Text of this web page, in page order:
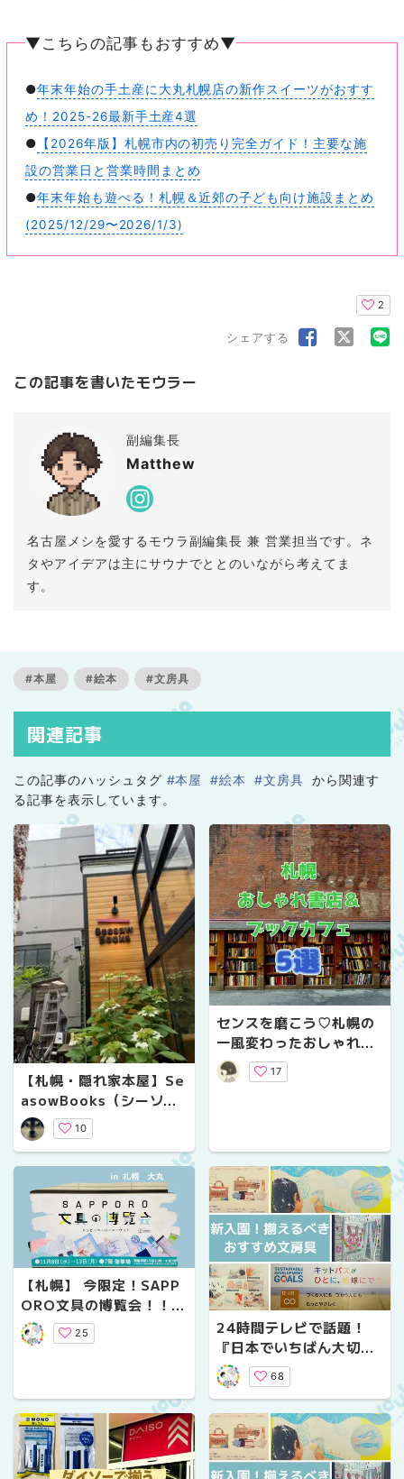
▼こちらの記事もおすすめ▼
●年末年始の手土産に大丸札幌店の新作スイーツがおすす
め！2025-26最新手土産4選
● 【2026年版】札幌市内の初売り完全ガイド！主要な施
設の営業日と営業時間まとめ
●年末年始も遊べる！札幌＆近郊の子ども向け施設まとめ
(2025/12/29〜2026/1/3)
2
シェアする
この記事を書いたモウラー
副編集長
Matthew
名古屋メシを愛するモウラ副編集長 兼 営業担当です。ネ
タやアイデアは主にサウナでととのいながら考えてま
す。
#本屋 #絵本 #文房具
関連記事
この記事のハッシュタグ #本屋 #絵本 #文房具 から関連す
る記事を表示しています。
【札幌・隠れ家本屋】Se
asowBooks（シーソー
ブックス）｜本好きが通
う小さなセレクト書店
10
センスを磨こう♡札幌の
一風変わったおしゃれな
書店&ブックカフェ5選
17
【札幌】 今限定！SAPP
ORO文具の博覧会！！お
すすめ5選
25
24時間テレビで話題！
『日本でいちばん大切に
したい会社』がつくるオ
ススメ文具！【2023年8
月更新】
68